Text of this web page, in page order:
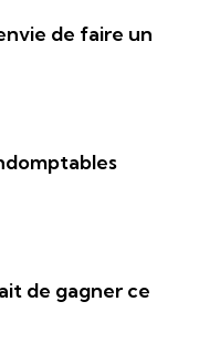
de faire un
de gagner ce